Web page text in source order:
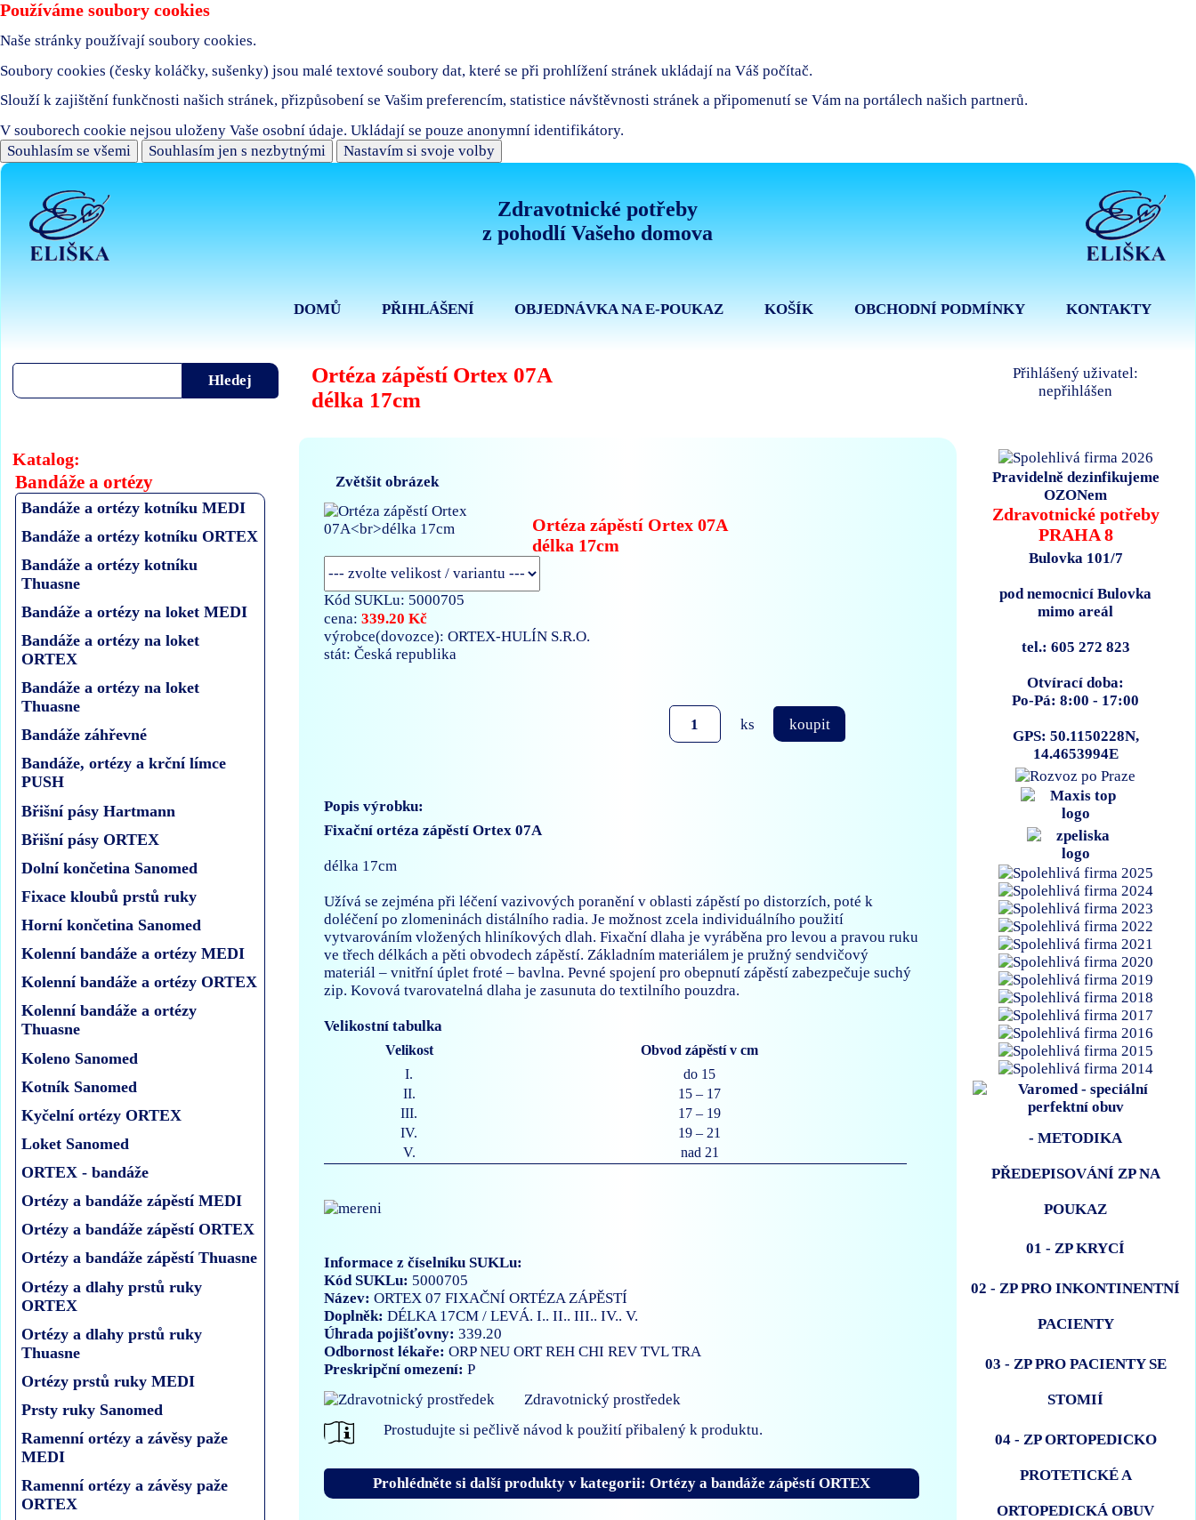
Používáme soubory cookies
Naše stránky používají soubory cookies.
Soubory cookies (česky koláčky, sušenky) jsou malé textové soubory dat, které se při prohlížení stránek ukládají na Váš počítač.
Slouží k zajištění funkčnosti našich stránek, přizpůsobení se Vašim preferencím, statistice návštěvnosti stránek a připomenutí se Vám na portálech našich partnerů.
V souborech cookie nejsou uloženy Vaše osobní údaje. Ukládají se pouze anonymní identifikátory.
Souhlasím se všemi
Souhlasím jen s nezbytnými Nastavím si svoje volby
Zdravotnické potřeby
z pohodlí Vašeho domova
KONTAKTY
OBCHODNÍ PODMÍNKY
KOŠÍK
OBJEDNÁVKA NA E-POUKAZ
PŘIHLÁŠENÍ
DOMŮ
Ortéza zápěstí Ortex 07A
délka 17cm
Přihlášený uživatel:
nepřihlášen
Katalog:
Bandáže a ortézy
Bandáže a ortézy kotníku MEDI
Bandáže a ortézy kotníku ORTEX
Bandáže a ortézy kotníku
Thuasne
Bandáže a ortézy na loket MEDI
Bandáže a ortézy na loket
ORTEX
Bandáže a ortézy na loket
Thuasne
Bandáže záhřevné
Bandáže, ortézy a krční límce
PUSH
Břišní pásy Hartmann
Břišní pásy ORTEX
Dolní končetina Sanomed
Fixace kloubů prstů ruky
Horní končetina Sanomed
Kolenní bandáže a ortézy MEDI
Kolenní bandáže a ortézy ORTEX
Kolenní bandáže a ortézy
Thuasne
Koleno Sanomed
Kotník Sanomed
Kyčelní ortézy ORTEX
Loket Sanomed
ORTEX - bandáže
Ortézy a bandáže zápěstí MEDI
Ortézy a bandáže zápěstí ORTEX
Ortézy a bandáže zápěstí Thuasne
Ortézy a dlahy prstů ruky
ORTEX
Ortézy a dlahy prstů ruky
Thuasne
Ortézy prstů ruky MEDI
Prsty ruky Sanomed
Ramenní ortézy a závěsy paže
MEDI
Ramenní ortézy a závěsy paže
ORTEX
Zvětšit obrázek
Ortéza zápěstí Ortex 07A
délka 17cm
Kód SUKLu: 5000705
cena: 339.20 Kč
výrobce(dovozce): ORTEX-HULÍN S.R.O.
stát: Česká republika
ks koupit
Popis výrobku:
Fixační ortéza zápěstí Ortex 07A
délka 17cm
Užívá se zejména při léčení vazivových poranění v oblasti zápěstí po distorzích, poté k
doléčení po zlomeninách distálního radia. Je možnost zcela individuálního použití
vytvarováním vložených hliníkových dlah. Fixační dlaha je vyráběna pro levou a pravou ruku
ve třech délkách a pěti obvodech zápěstí. Základním materiálem je pružný sendvičový
materiál – vnitřní úplet froté – bavlna. Pevné spojení pro obepnutí zápěstí zabezpečuje suchý
zip. Kovová tvarovatelná dlaha je zasunuta do textilního pouzdra.
Velikostní tabulka
Velikost
Obvod zápěstí v cm
I.
do 15
II.
15 – 17
III.
17 – 19
IV.
19 – 21
V.
nad 21
Informace z číselníku SUKLu:
Kód SUKLu: 5000705
Název: ORTEX 07 FIXAČNÍ ORTÉZA ZÁPĚSTÍ
Doplněk: DÉLKA 17CM / LEVÁ. I.. II.. III.. IV.. V.
Úhrada pojišťovny: 339.20
Odbornost lékaře: ORPNEU ORTREH CHI REV TVLTRA
Preskripční omezení: P
Zdravotnický prostředek
Prostudujte si pečlivě návod k použití přibalený k produktu.
Prohlédněte si další produkty v kategorii: Ortézy a bandáže zápěstí ORTEX
Pravidelně dezinfikujeme
OZONem
Zdravotnické potřeby
PRAHA 8
Bulovka 101/7
pod nemocnicí Bulovka
mimo areál
tel.: 605 272 823
Otvírací doba:
Po-Pá: 8:00 - 17:00
GPS: 50.1150228N,
14.4653994E
- METODIKA
PŘEDEPISOVÁNÍ ZP NA
POUKAZ
01 - ZP KRYCÍ
02 - ZP PRO INKONTINENTNÍ
PACIENTY
03 - ZP PRO PACIENTY SE
STOMIÍ
04 - ZP ORTOPEDICKO
PROTETICKÉ A
ORTOPEDICKÁ OBUV